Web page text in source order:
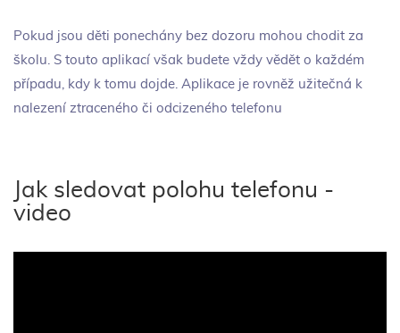
Pokud jsou děti ponechány bez dozoru mohou chodit za
školu. S touto aplikací však budete vždy vědět o každém
případu, kdy k tomu dojde. Aplikace je rovněž užitečná k
nalezení ztraceného či odcizeného telefonu
Jak sledovat polohu telefonu -
video